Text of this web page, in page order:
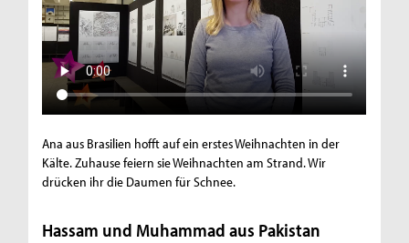
Ana aus Brasilien hofft auf ein erstes Weihnachten in der
Kälte. Zuhause feiern sie Weihnachten am Strand. Wir
drücken ihr die Daumen für Schnee.
Hassam und Muhammad aus Pakistan